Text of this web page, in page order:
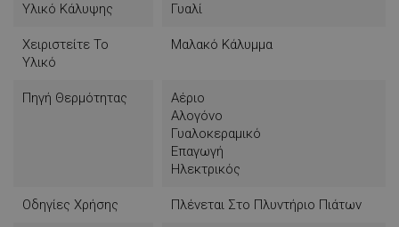
Υλικό Κάλυψης Γυαλί
Χειριστείτε Το
Υλικό
Μαλακό Κάλυμμα
Πηγή Θερμότητας
Αέριο
Αλογόνο
Γυαλοκεραμικό
Επαγωγή
Ηλεκτρικός
Οδηγίες Χρήσης Πλένεται Στο Πλυντήριο Πιάτων